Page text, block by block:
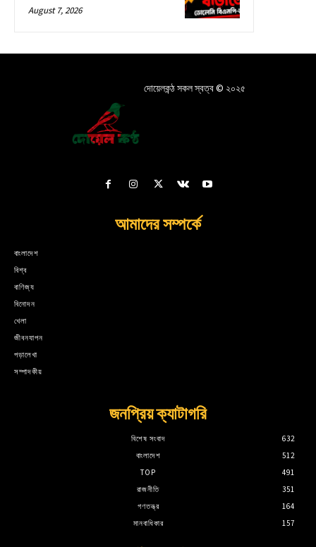
August 7, 2026
দোয়েলকন্ঠ সকল স্বত্ব © ২০২৫
আমাদের সম্পর্কে
বাংলাদেশ
বিশ্ব
বাণিজ্য
বিনোদন
খেলা
জীবনযাপন
পড়ালেখা
সম্পাদকীয়
জনপ্রিয় ক্যাটাগরি
বিশেষ সংবাদ
632
বাংলাদেশ
512
TOP
491
রাজনীতি
351
গণতন্ত্র
164
মানবাধিকার
157